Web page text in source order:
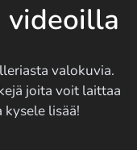
videoilla
valokuvia.
joita voit laittaa
lisää!